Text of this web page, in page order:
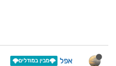
אפל 🌩️מבין במודלים🌩️